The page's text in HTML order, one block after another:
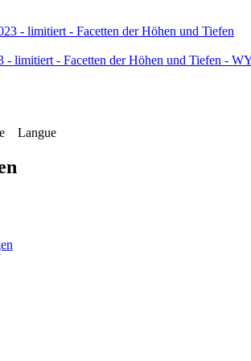
- limitiert - Facetten der Höhen und Tiefen -
Langue